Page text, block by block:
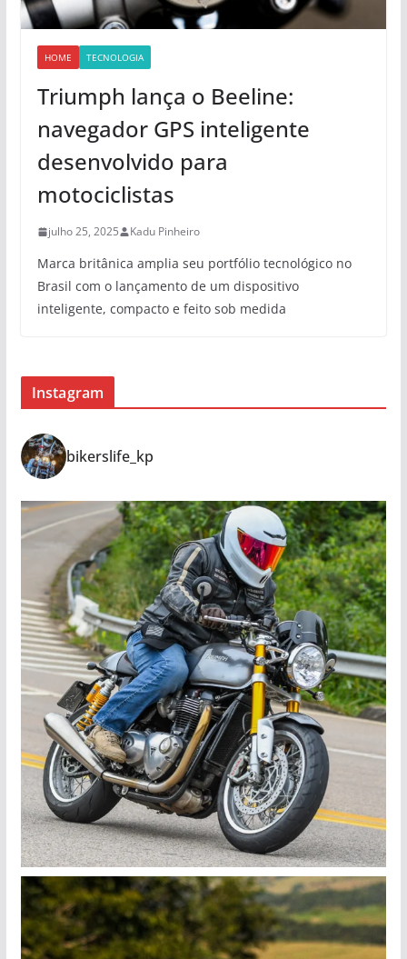
HOME TECNOLOGIA
Triumph lança o Beeline:
navegador GPS inteligente
desenvolvido para
motociclistas
julho 25, 2025 Kadu Pinheiro
Marca britânica amplia seu portfólio tecnológico no
Brasil com o lançamento de um dispositivo
inteligente, compacto e feito sob medida
Instagram
bikerslife_kp